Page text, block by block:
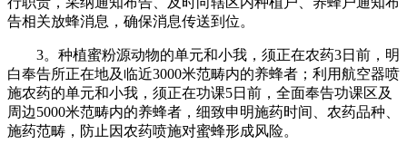
告相关放蜂消息，确保消息传送到位。
3。种植蜜粉源动物的单元和小我，须正在农药3日前，明
白奉告所正在地及临近3000米范畴内的养蜂者；利用航空器喷
施农药的单元和小我，须正在功课5日前，全面奉告功课区及
周边5000米范畴内的养蜂者，细致申明施药时间、农药品种、
施药范畴，防止因农药喷施对蜜蜂形成风险。